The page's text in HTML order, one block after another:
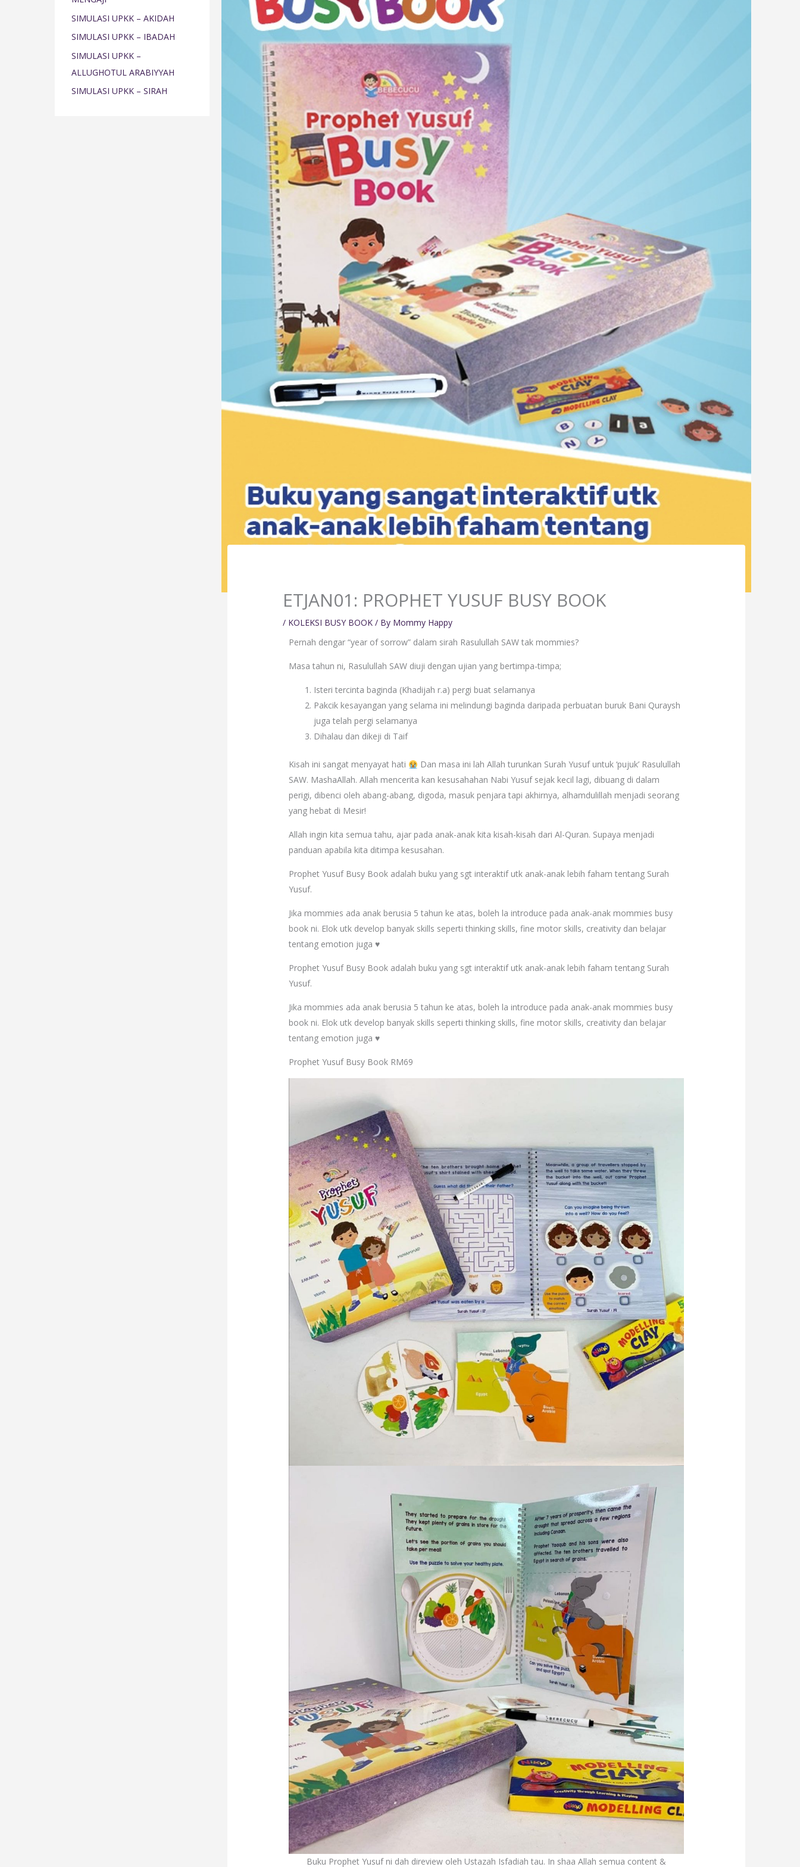
r
:
SIMULASI UPKK – AKIDAH
SIMULASI UPKK – IBADAH
SIMULASI UPKK –
ALLUGHOTUL ARABIYYAH
SIMULASI UPKK – SIRAH
ETJAN01: PROPHET YUSUF BUSY BOOK
/ KOLEKSI BUSY BOOK / By Mommy Happy
Pernah dengar “year of sorrow” dalam sirah Rasulullah SAW tak mommies?
Masa tahun ni, Rasulullah SAW diuji dengan ujian yang bertimpa-timpa;
Isteri tercinta baginda (Khadijah r.a) pergi buat selamanya
Pakcik kesayangan yang selama ini melindungi baginda daripada perbuatan buruk Bani Quraysh
juga telah pergi selamanya
Dihalau dan dikeji di Taif
Kisah ini sangat menyayat hati
Dan masa ini lah Allah turunkan Surah Yusuf untuk ‘pujuk’ Rasulullah
SAW. MashaAllah. Allah mencerita kan kesusahahan Nabi Yusuf sejak kecil lagi, dibuang di dalam
perigi, dibenci oleh abang-abang, digoda, masuk penjara tapi akhirnya, alhamdulillah menjadi seorang
yang hebat di Mesir!
Allah ingin kita semua tahu, ajar pada anak-anak kita kisah-kisah dari Al-Quran. Supaya menjadi
panduan apabila kita ditimpa kesusahan.
Prophet Yusuf Busy Book adalah buku yang sgt interaktif utk anak-anak lebih faham tentang Surah
Yusuf.
Jika mommies ada anak berusia 5 tahun ke atas, boleh la introduce pada anak-anak mommies busy
book ni. Elok utk develop banyak skills seperti thinking skills, fine motor skills, creativity dan belajar
tentang emotion juga ♥️
Prophet Yusuf Busy Book adalah buku yang sgt interaktif utk anak-anak lebih faham tentang Surah
Yusuf.
Jika mommies ada anak berusia 5 tahun ke atas, boleh la introduce pada anak-anak mommies busy
book ni. Elok utk develop banyak skills seperti thinking skills, fine motor skills, creativity dan belajar
tentang emotion juga ♥️
Prophet Yusuf Busy Book RM69
Buku Prophet Yusuf ni dah direview oleh Ustazah Isfadiah tau. In shaa Allah semua content &